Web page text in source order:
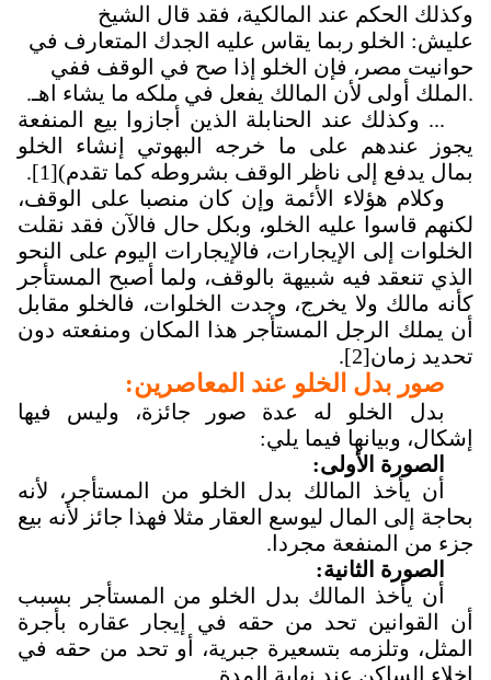
وكذلك الحكم عند المالكية، فقد قال الشيخ
عليش: الخلو ربما يقاس عليه الجدك المتعارف في
حوانيت مصر، فإن الخلو إذا صح في الوقف ففي
الملك أولى لأن المالك يفعل في ملكه ما يشاء اهـ. .
... وكذلك عند الحنابلة الذين أجازوا بيع المنفعة
يجوز عندهم على ما خرجه البهوتي إنشاء الخلو
بمال يدفع إلى ناظر الوقف بشروطه كما تقدم)[1]
.
وكلام هؤلاء الأئمة وإن كان منصبا على الوقف،
لكنهم قاسوا عليه الخلو، وبكل حال فالآن فقد نقلت
الخلوات إلى الإيجارات، فالإيجارات اليوم على النحو
الذي تنعقد فيه شبيهة بالوقف، ولما أصبح المستأجر
كأنه مالك ولا يخرج، وجدت الخلوات، فالخلو مقابل
أن يملك الرجل المستأجر هذا المكان ومنفعته دون
تحديد زمان[2]
.
صور بدل الخلو عند المعاصرين:
بدل الخلو له عدة صور جائزة، وليس فيها
إشكال، وبيانها فيما يلي:
الصورة الأولى:
أن يأخذ المالك بدل الخلو من المستأجر، لأنه
بحاجة إلى المال ليوسع العقار مثلا فهذا جائز لأنه بيع
جزء من المنفعة مجردا.
الصورة الثانية:
أن يأخذ المالك بدل الخلو من المستأجر بسبب
أن القوانين تحد من حقه في إيجار عقاره بأجرة
المثل، وتلزمه بتسعيرة جبرية، أو تحد من حقه في
إخلاء الساكن عند نهاية المدة